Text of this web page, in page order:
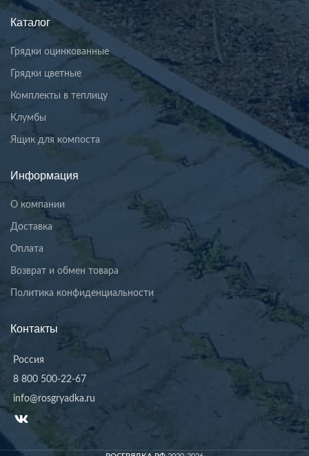
Каталог
Грядки оцинкованные
Грядки цветные
Комплекты в теплицу
Клумбы
Ящик для компоста
Информация
О компании
Доставка
Оплата
Возврат и обмен товара
Политика конфиденциальности
Контакты
Россия
8 800 500-22-67
info@rosgryadka.ru